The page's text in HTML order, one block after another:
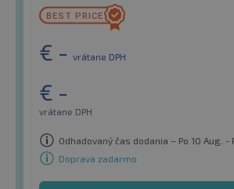
€ - vrátane DPH
€ -
vrátane DPH
Odhadovaný čas dodania – Po 10 Aug. -
Doprava zadarmo